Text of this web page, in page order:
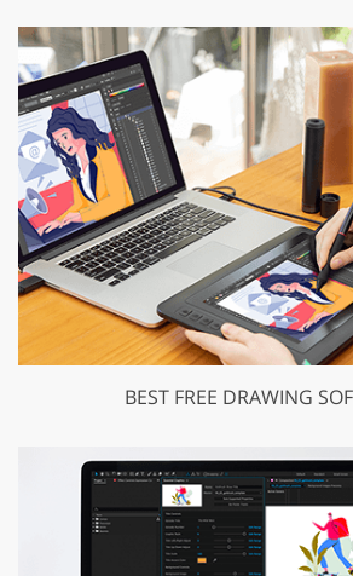
BEST FREE DRAWING